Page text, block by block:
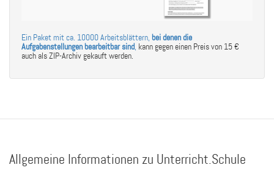
Ein Paket mit ca. 10000 Arbeitsblättern, bei denen die
Aufgabenstellungen bearbeitbar sind, kann gegen einen Preis von 15 €
auch als ZIP-Archiv gekauft werden.
Allgemeine Informationen zu Unterricht.Schule